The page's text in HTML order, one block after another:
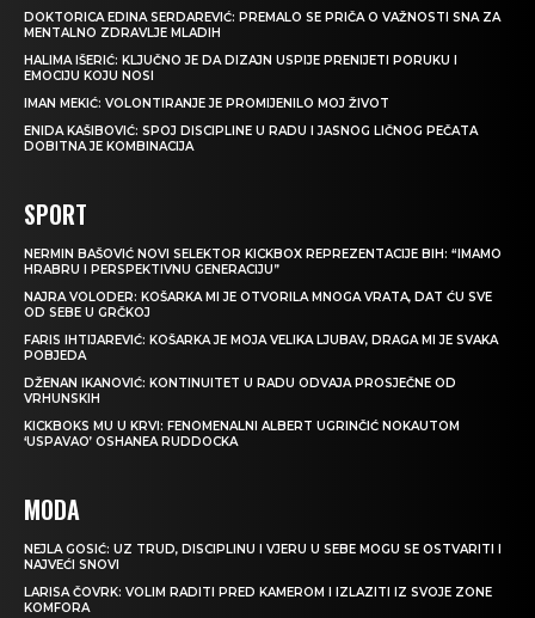
DOKTORICA EDINA SERDAREVIĆ: PREMALO SE PRIČA O VAŽNOSTI SNA ZA
MENTALNO ZDRAVLJE MLADIH
HALIMA IŠERIĆ: KLJUČNO JE DA DIZAJN USPIJE PRENIJETI PORUKU I
EMOCIJU KOJU NOSI
IMAN MEKIĆ: VOLONTIRANJE JE PROMIJENILO MOJ ŽIVOT
ENIDA KAŠIBOVIĆ: SPOJ DISCIPLINE U RADU I JASNOG LIČNOG PEČATA
DOBITNA JE KOMBINACIJA
SPORT
NERMIN BAŠOVIĆ NOVI SELEKTOR KICKBOX REPREZENTACIJE BIH: “IMAMO
HRABRU I PERSPEKTIVNU GENERACIJU”
NAJRA VOLODER: KOŠARKA MI JE OTVORILA MNOGA VRATA, DAT ĆU SVE
OD SEBE U GRČKOJ
FARIS IHTIJAREVIĆ: KOŠARKA JE MOJA VELIKA LJUBAV, DRAGA MI JE SVAKA
POBJEDA
DŽENAN IKANOVIĆ: KONTINUITET U RADU ODVAJA PROSJEČNE OD
VRHUNSKIH
KICKBOKS MU U KRVI: FENOMENALNI ALBERT UGRINČIĆ NOKAUTOM
‘USPAVAO’ OSHANEA RUDDOCKA
MODA
NEJLA GOSIĆ: UZ TRUD, DISCIPLINU I VJERU U SEBE MOGU SE OSTVARITI I
NAJVEĆI SNOVI
LARISA ČOVRK: VOLIM RADITI PRED KAMEROM I IZLAZITI IZ SVOJE ZONE
KOMFORA